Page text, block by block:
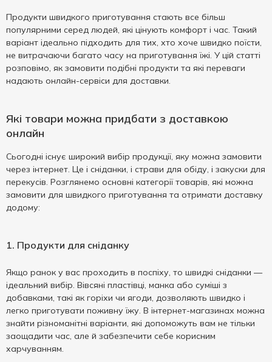
Продукти швидкого приготування стають все більш
популярними серед людей, які цінують комфорт і час. Такий
варіант ідеально підходить для тих, хто хоче швидко поїсти,
не витрачаючи багато часу на приготування їжі. У цій статті
розповімо, як замовити подібні продукти та які переваги
надають онлайн-сервіси для доставки.
Які товари можна придбати з доставкою
онлайн
Сьогодні існує широкий вибір продукції, яку можна замовити
через інтернет. Це і сніданки, і страви для обіду, і закуски для
перекусів. Розглянемо основні категорії товарів, які можна
замовити для швидкого приготування та отримати доставку
додому:
1. Продукти для сніданку
Якщо ранок у вас проходить в поспіху, то швидкі сніданки —
ідеальний вибір. Вівсяні пластівці, манка або суміші з
добавками, такі як горіхи чи ягоди, дозволяють швидко і
легко приготувати поживну їжу. В інтернет-магазинах можна
знайти різноманітні варіанти, які допоможуть вам не тільки
заощадити час, але й забезпечити себе корисним
харчуванням.